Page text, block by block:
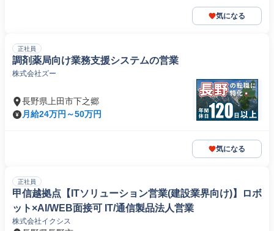
気になる
正社員
調剤薬局向け業務支援システムの営業
株式会社ズー
長野県上田市下之郷
月給24万円～50万円
気になる
正社員
甲信越拠点【ITソリューション営業(建設業界向け)】ロボ
ット×AI/WEB面接可 IT/通信製品法人営業
株式会社イクシス